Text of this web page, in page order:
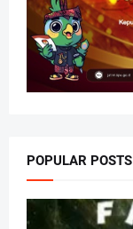
POPULAR POSTS